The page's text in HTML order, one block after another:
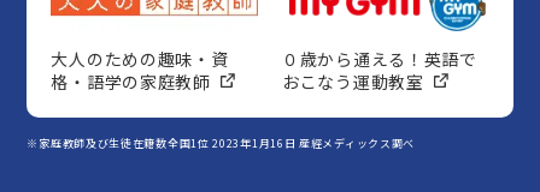
大人のための趣味・資
格・語学の家庭教師
０歳から通える！英語で
おこなう運動教室
※家庭教師及び生徒在籍数全国1位 2023年1月16日 産經メディックス調べ